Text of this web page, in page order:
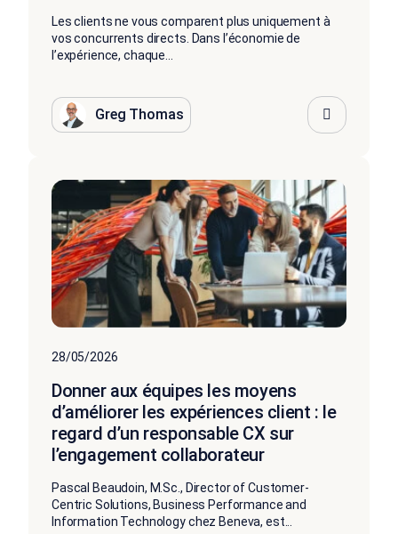
Les clients ne vous comparent plus uniquement à
vos concurrents directs. Dans l’économie de
l’expérience, chaque...
Greg Thomas
28/05/2026
Donner aux équipes les moyens
d’améliorer les expériences client : le
regard d’un responsable CX sur
l’engagement collaborateur
Pascal Beaudoin, M.Sc., Director of Customer-
Centric Solutions, Business Performance and
Information Technology chez Beneva, est...